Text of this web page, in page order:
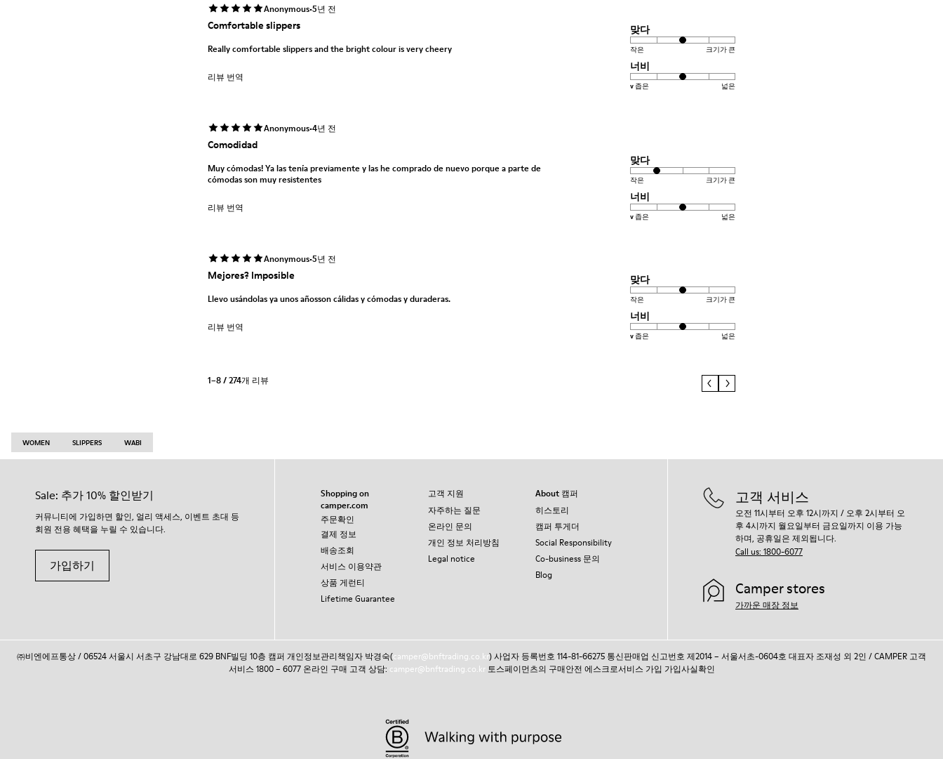
Anonymous·5년 전
Comfortable slippers
Really comfortable slippers and the bright colour is very cheery
리뷰 번역
맞다
작은 크기가 큰
너비
v 좁은 넓은
Anonymous·4년 전
Comodidad
Muy cómodas! Ya las tenía previamente y las he comprado de nuevo porque a parte de
cómodas son muy resistentes
리뷰 번역
맞다
작은 크기가 큰
너비
v 좁은 넓은
Anonymous·5년 전
Mejores? Imposible
Llevo usándolas ya unos añosson cálidas y cómodas y duraderas.
리뷰 번역
맞다
작은 크기가 큰
너비
v 좁은 넓은
1–8 / 274개 리뷰
WOMEN SLIPPERS WABI
Sale: 추가 10% 할인받기
커뮤니티에 가입하면 할인, 얼리 액세스, 이벤트 초대 등
회원 전용 혜택을 누릴 수 있습니다.
가입하기
Shopping on
camper.com
주문확인
결제 정보
배송조회
서비스 이용약관
상품 게런티
Lifetime Guarantee
고객 지원
자주하는 질문
온라인 문의
개인 정보 처리방침
Legal notice
About 캠퍼
히스토리
캠퍼 투게더
Social Responsibility
Co-business 문의
Blog
고객 서비스
오전 11시부터 오후 12시까지 / 오후 2시부터 오
후 4시까지 월요일부터 금요일까지 이용 가능
하며, 공휴일은 제외됩니다.
Call us: 1800-6077
Camper stores
가까운 매장 정보
㈜비엔에프통상 / 06524 서울시 서초구 강남대로 629 BNF빌딩 10층 캠퍼 개인정보관리책임자 박경숙(camper@bnftrading.co.kr) 사업자 등록번호 114-81-66275 통신판매업 신고번호 제2014 – 서울서초-0604호 대표자 조재성 외 2인 / CAMPER 고객
서비스 1800 – 6077 온라인 구매 고객 상담: camper@bnftrading.co.kr토스페이먼츠의 구매안전 에스크로서비스 가입 가입사실확인